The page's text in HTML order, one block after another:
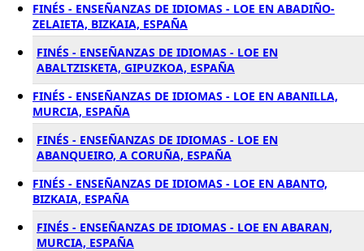
FINÉS - ENSEÑANZAS DE IDIOMAS - LOE EN ABADIÑO-
ZELAIETA, BIZKAIA, ESPAÑA
FINÉS - ENSEÑANZAS DE IDIOMAS - LOE EN
ABALTZISKETA, GIPUZKOA, ESPAÑA
FINÉS - ENSEÑANZAS DE IDIOMAS - LOE EN ABANILLA,
MURCIA, ESPAÑA
FINÉS - ENSEÑANZAS DE IDIOMAS - LOE EN
ABANQUEIRO, A CORUÑA, ESPAÑA
FINÉS - ENSEÑANZAS DE IDIOMAS - LOE EN ABANTO,
BIZKAIA, ESPAÑA
FINÉS - ENSEÑANZAS DE IDIOMAS - LOE EN ABARAN,
MURCIA, ESPAÑA